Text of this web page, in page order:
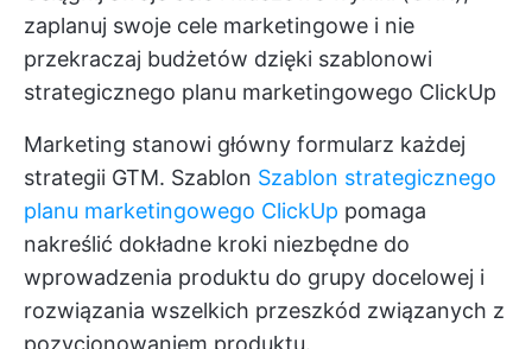
zaplanuj swoje cele marketingowe i nie
przekraczaj budżetów dzięki szablonowi
strategicznego planu marketingowego ClickUp
Marketing stanowi główny formularz każdej
strategii GTM. Szablon Szablon strategicznego
planu marketingowego ClickUp pomaga
nakreślić dokładne kroki niezbędne do
wprowadzenia produktu do grupy docelowej i
rozwiązania wszelkich przeszkód związanych z